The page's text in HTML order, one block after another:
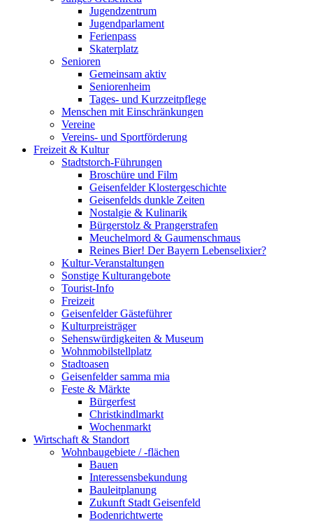
Jugendzentrum
Jugendparlament
Ferienpass
Skaterplatz
Senioren
Gemeinsam aktiv
Seniorenheim
Tages- und Kurzzeitpflege
Menschen mit Einschränkungen
Vereine
Vereins- und Sportförderung
Freizeit & Kultur
Stadtstorch-Führungen
Broschüre und Film
Geisenfelder Klostergeschichte
Geisenfelds dunkle Zeiten
Nostalgie & Kulinarik
Bürgerstolz & Prangerstrafen
Meuchelmord & Gaumenschmaus
Reines Bier! Der Bayern Lebenselixier?
Kultur-Veranstaltungen
Sonstige Kulturangebote
Tourist-Info
Freizeit
Geisenfelder Gästeführer
Kulturpreisträger
Sehenswürdigkeiten & Museum
Wohnmobilstellplatz
Stadtoasen
Geisenfelder samma mia
Feste & Märkte
Bürgerfest
Christkindlmarkt
Wochenmarkt
Wirtschaft & Standort
Wohnbaugebiete / -flächen
Bauen
Interessensbekundung
Bauleitplanung
Zukunft Stadt Geisenfeld
Bodenrichtwerte